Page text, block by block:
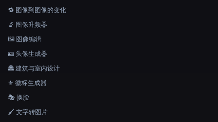
🔁 图像到图像的变化
🔬 图像升频器
🖼️ 图像编辑
🪪 头像生成器
🏯 建筑与室内设计
⚜️ 徽标生成器
🎭 换脸
🖌️ 文字转图片